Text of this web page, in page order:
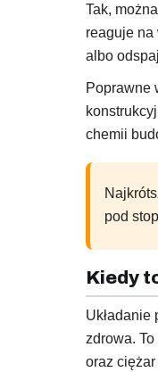
Tak,
reaguje na
albo
Poprawne
chemii
pod
Kiedy
Układanie
zdrowa.
oraz